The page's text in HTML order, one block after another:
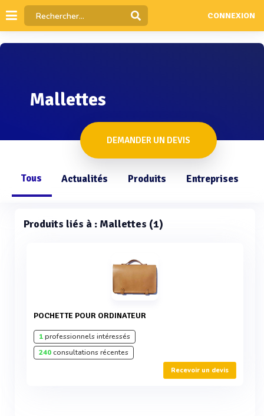
CONNEXION
Mallettes
DEMANDER UN DEVIS
Tous Actualités Produits Entreprises
Produits liés à : Mallettes (1)
POCHETTE POUR ORDINATEUR
1professionnels intéressés
240consultations récentes
Recevoir un devis